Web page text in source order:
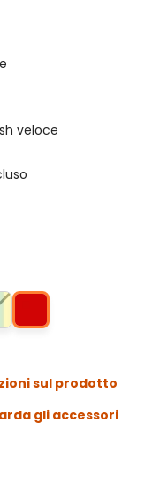
veloce
sul prodotto
gli accessori